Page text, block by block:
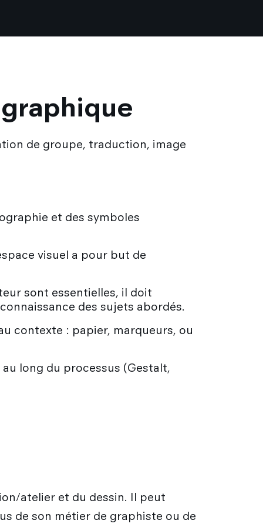
de groupe, traduction, image
et des symboles
visuel a pour but de
sont essentielles, il doit
des sujets abordés.
contexte : papier, marqueurs, ou
long du processus (Gestalt,
atelier et du dessin. Il peut
de son métier de graphiste ou de